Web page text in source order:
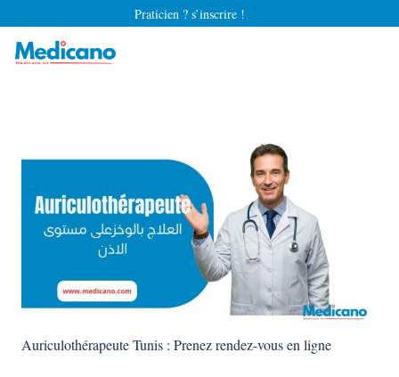
Praticien ? s’inscrire !
Auriculothérapeute Tunis : Prenez rendez-vous en ligne